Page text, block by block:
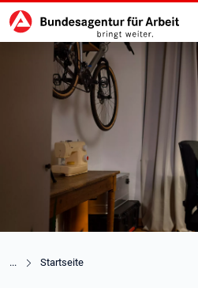
zu den Hauptinhalten springen
Hauptnavigation
Startseite